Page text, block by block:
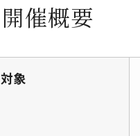
開催概要
対象